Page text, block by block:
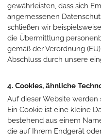
gewährleisten, dass sich
angemessenen
schließen wir
die Übermittlung
gemäß der Verordnung
Abschluss durch unsere
4. Cookies, ähnliche
Auf dieser Website
Ein Cookie ist eine kleine
bestehend aus einem
die auf Ihrem Endgerät